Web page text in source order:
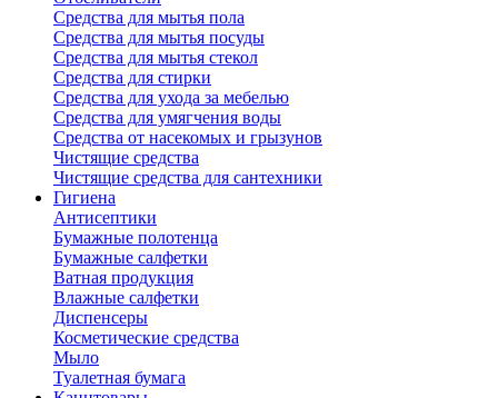
Средства для мытья пола
Средства для мытья посуды
Средства для мытья стекол
Средства для стирки
Средства для ухода за мебелью
Средства для умягчения воды
Средства от насекомых и грызунов
Чистящие средства
Чистящие средства для сантехники
Гигиена
Антисептики
Бумажные полотенца
Бумажные салфетки
Ватная продукция
Влажные салфетки
Диспенсеры
Косметические средства
Мыло
Туалетная бумага